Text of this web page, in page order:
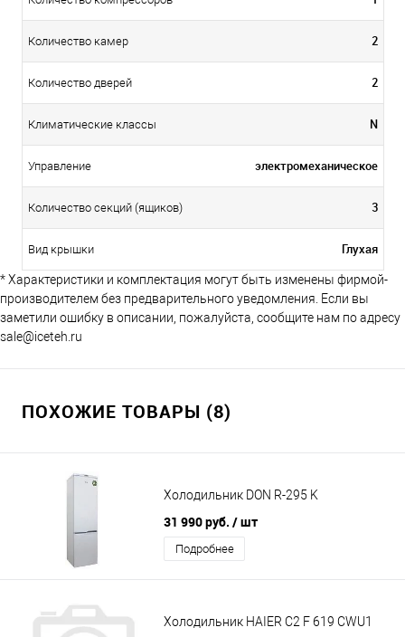
Количество камер 2
Количество дверей 2
Климатические классы N
Управление электромеханическое
Количество секций (ящиков) 3
Вид крышки Глухая
* Характеристики и комплектация могут быть изменены фирмой-
производителем без предварительного уведомления. Если вы
заметили ошибку в описании, пожалуйста, сообщите нам по адресу
sale@iceteh.ru
ПОХОЖИЕ ТОВАРЫ (8)
Холодильник DON R-295 K
31 990 руб. / шт
Подробнее
Холодильник HAIER C2 F 619 CWU1